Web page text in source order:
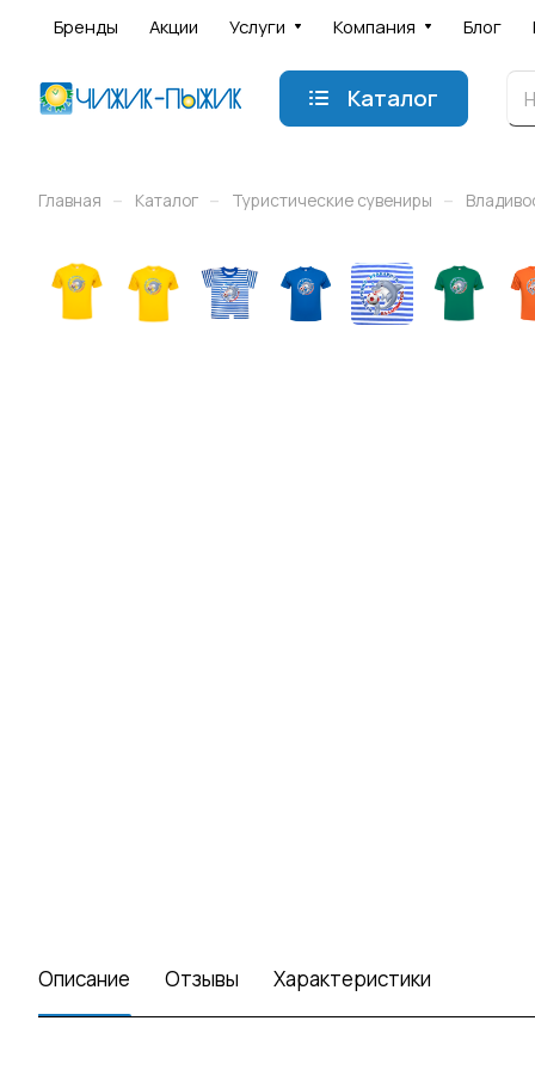
Бренды Акции Услуги Компания Блог
Каталог
Главная – Каталог – Туристические сувениры –
Описание Отзывы Характеристики